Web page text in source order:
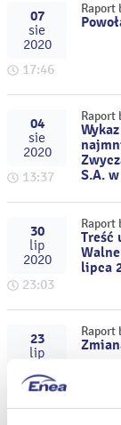
07
sie
2020
17:46
Raport
04
sie
2020
13:37
Raport
S.A.
30
lip
2020
23:03
Raport
Treść
lipca
23
lip
17:46
Raport